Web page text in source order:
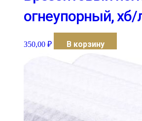
огнеупорный, хб/
350,00 ₽ В корзину